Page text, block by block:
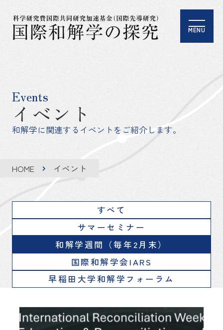
MENU
イベント
Events
和解学に関連するイベントをご紹介します。
HOME イベント
すべて
サマーセミナー
和解学週間（毎年2月末）
国際和解学会IARS
早稲田大学和解学フォーラム